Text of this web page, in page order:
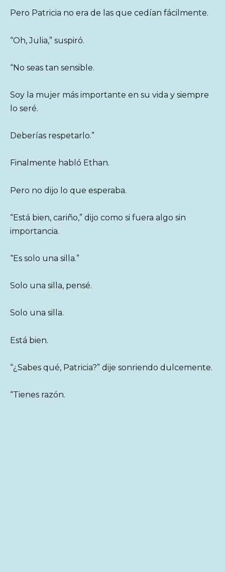
Pero Patricia no era de las que cedían fácilmente.
“Oh, Julia,” suspiró.
“No seas tan sensible.
Soy la mujer más importante en su vida y siempre
lo seré.
Deberías respetarlo.”
Finalmente habló Ethan.
Pero no dijo lo que esperaba.
“Está bien, cariño,” dijo como si fuera algo sin
importancia.
“Es solo una silla.”
Solo una silla, pensé.
Solo una silla.
Está bien.
“¿Sabes qué, Patricia?” dije sonriendo dulcemente.
“Tienes razón.